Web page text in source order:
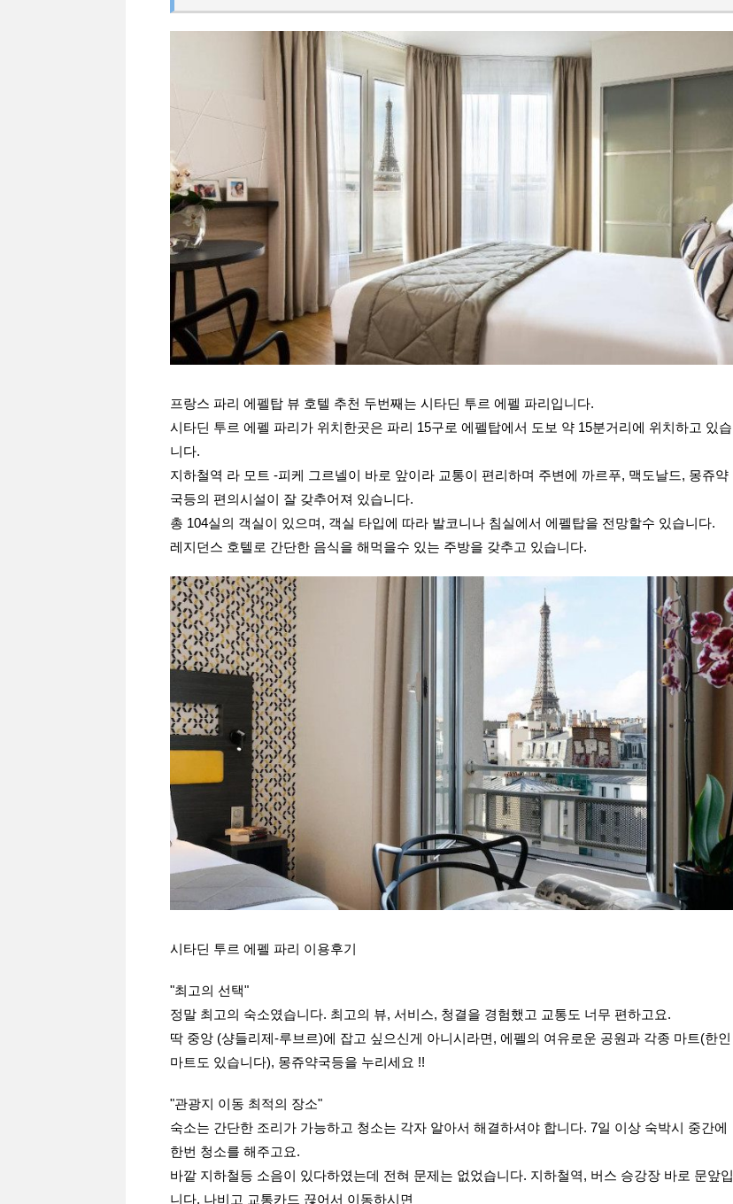
프랑스 파리 에펠탑 뷰 호텔 추천 두번째는 시타딘 투르 에펠 파리입니다.
시타딘 투르 에펠 파리가 위치한곳은 파리 15구로 에펠탑에서 도보 약 15분거리에 위치하고 있습
니다.
지하철역 라 모트 -피케 그르넬이 바로 앞이라 교통이 편리하며 주변에 까르푸, 맥도날드, 몽쥬약
국등의 편의시설이 잘 갖추어져 있습니다.
총 104실의 객실이 있으며, 객실 타입에 따라 발코니나 침실에서 에펠탑을 전망할수 있습니다.
레지던스 호텔로 간단한 음식을 해먹을수 있는 주방을 갖추고 있습니다.
시타딘 투르 에펠 파리 이용후기
"최고의 선택"
정말 최고의 숙소였습니다. 최고의 뷰, 서비스, 청결을 경험했고 교통도 너무 편하고요.
딱 중앙 (샹들리제-루브르)에 잡고 싶으신게 아니시라면, 에펠의 여유로운 공원과 각종 마트(한인
마트도 있습니다), 몽쥬약국등을 누리세요 !!
"관광지 이동 최적의 장소"
숙소는 간단한 조리가 가능하고 청소는 각자 알아서 해결하셔야 합니다. 7일 이상 숙박시 중간에
한번 청소를 해주고요.
바깥 지하철등 소음이 있다하였는데 전혀 문제는 없었습니다. 지하철역, 버스 승강장 바로 문앞입
니다. 나비고 교통카드 끊어서 이동하시면